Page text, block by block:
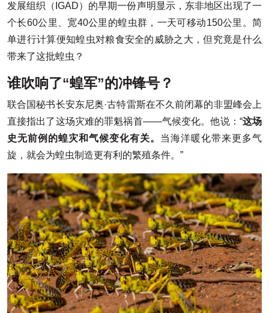
发展组织（IGAD）的早期一份声明显示，东非地区出现了一
个长60公里、宽40公里的蝗虫群，一天可移动150公里。简
单进行计算便知蝗虫对粮食安全的威胁之大，但究竟是什么
带来了这批蝗虫？
谁吹响了“蝗军”的冲锋号？
联合国秘书长安东尼奥·古特雷斯在不久前闭幕的非盟峰会上
直接指出了这场灾难的罪魁祸首——气候变化。他说：“这场
史无前例的蝗灾和气候变化有关。 当海洋暖化带来更多气
旋，就会为蝗虫制造更有利的繁殖条件。”